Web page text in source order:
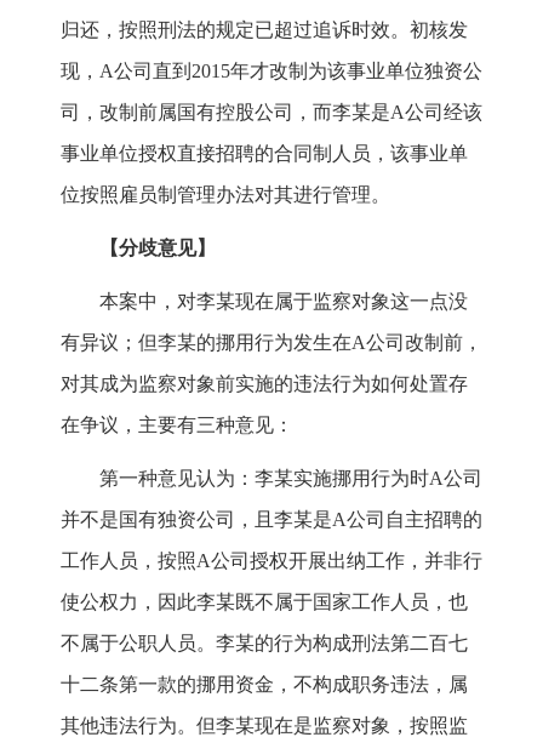
归还，按照刑法的规定已超过追诉时效。初核发
现，A公司直到2015年才改制为该事业单位独资公
司，改制前属国有控股公司，而李某是A公司经该
事业单位授权直接招聘的合同制人员，该事业单
位按照雇员制管理办法对其进行管理。
【分歧意见】
本案中，对李某现在属于监察对象这一点没
有异议；但李某的挪用行为发生在A公司改制前，
对其成为监察对象前实施的违法行为如何处置存
在争议，主要有三种意见：
第一种意见认为：李某实施挪用行为时A公司
并不是国有独资公司，且李某是A公司自主招聘的
工作人员，按照A公司授权开展出纳工作，并非行
使公权力，因此李某既不属于国家工作人员，也
不属于公职人员。李某的行为构成刑法第二百七
十二条第一款的挪用资金，不构成职务违法，属
其他违法行为。但李某现在是监察对象，按照监